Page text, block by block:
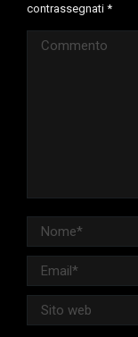
contrassegnati *
Commento
Nome *
Email *
Sito web